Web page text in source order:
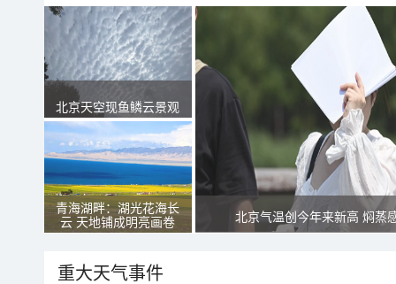
北京天空现鱼鳞云景观
青海湖畔：湖光花海长
云 天地铺成明亮画卷
北京气温创今年来新高 焖蒸
重大天气事件